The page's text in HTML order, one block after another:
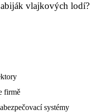
vlajkových lodí?
firmě
systémy